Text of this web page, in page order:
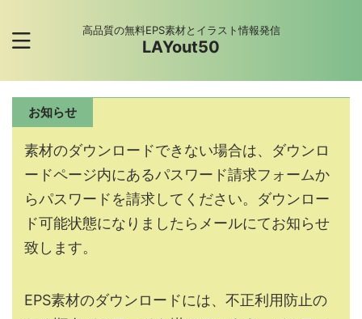
高品質の無料EPS素材とイラスト情報発信
LAYout50
お知らせ
素材のダウンロードできない場合は、ダウンロ
ードページ内にあるパスワード請求フォームか
らパスワードを請求してください。ダウンロー
ド可能状態になりましたらメールにてお知らせ
致します。
EPS素材のダウンロードには、不正利用防止の